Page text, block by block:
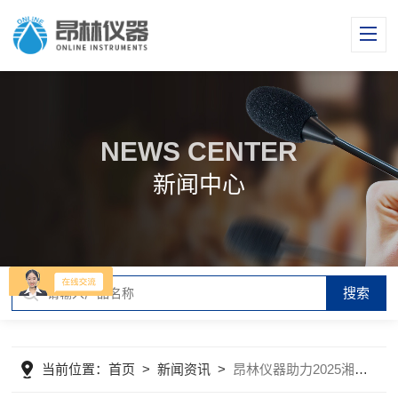
NEWS CENTER
新闻中心
当前位置：首页 >新闻资讯 > 昂林仪器助力2025湘黔㵲水流域跨界突发水污染事件应急实战联合演练